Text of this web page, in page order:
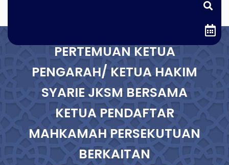
PERTEMUAN KETUA
PENGARAH/ KETUA HAKIM
SYARIE JKSM BERSAMA
KETUA PENDAFTAR
MAHKAMAH PERSEKUTUAN
BERKAITAN